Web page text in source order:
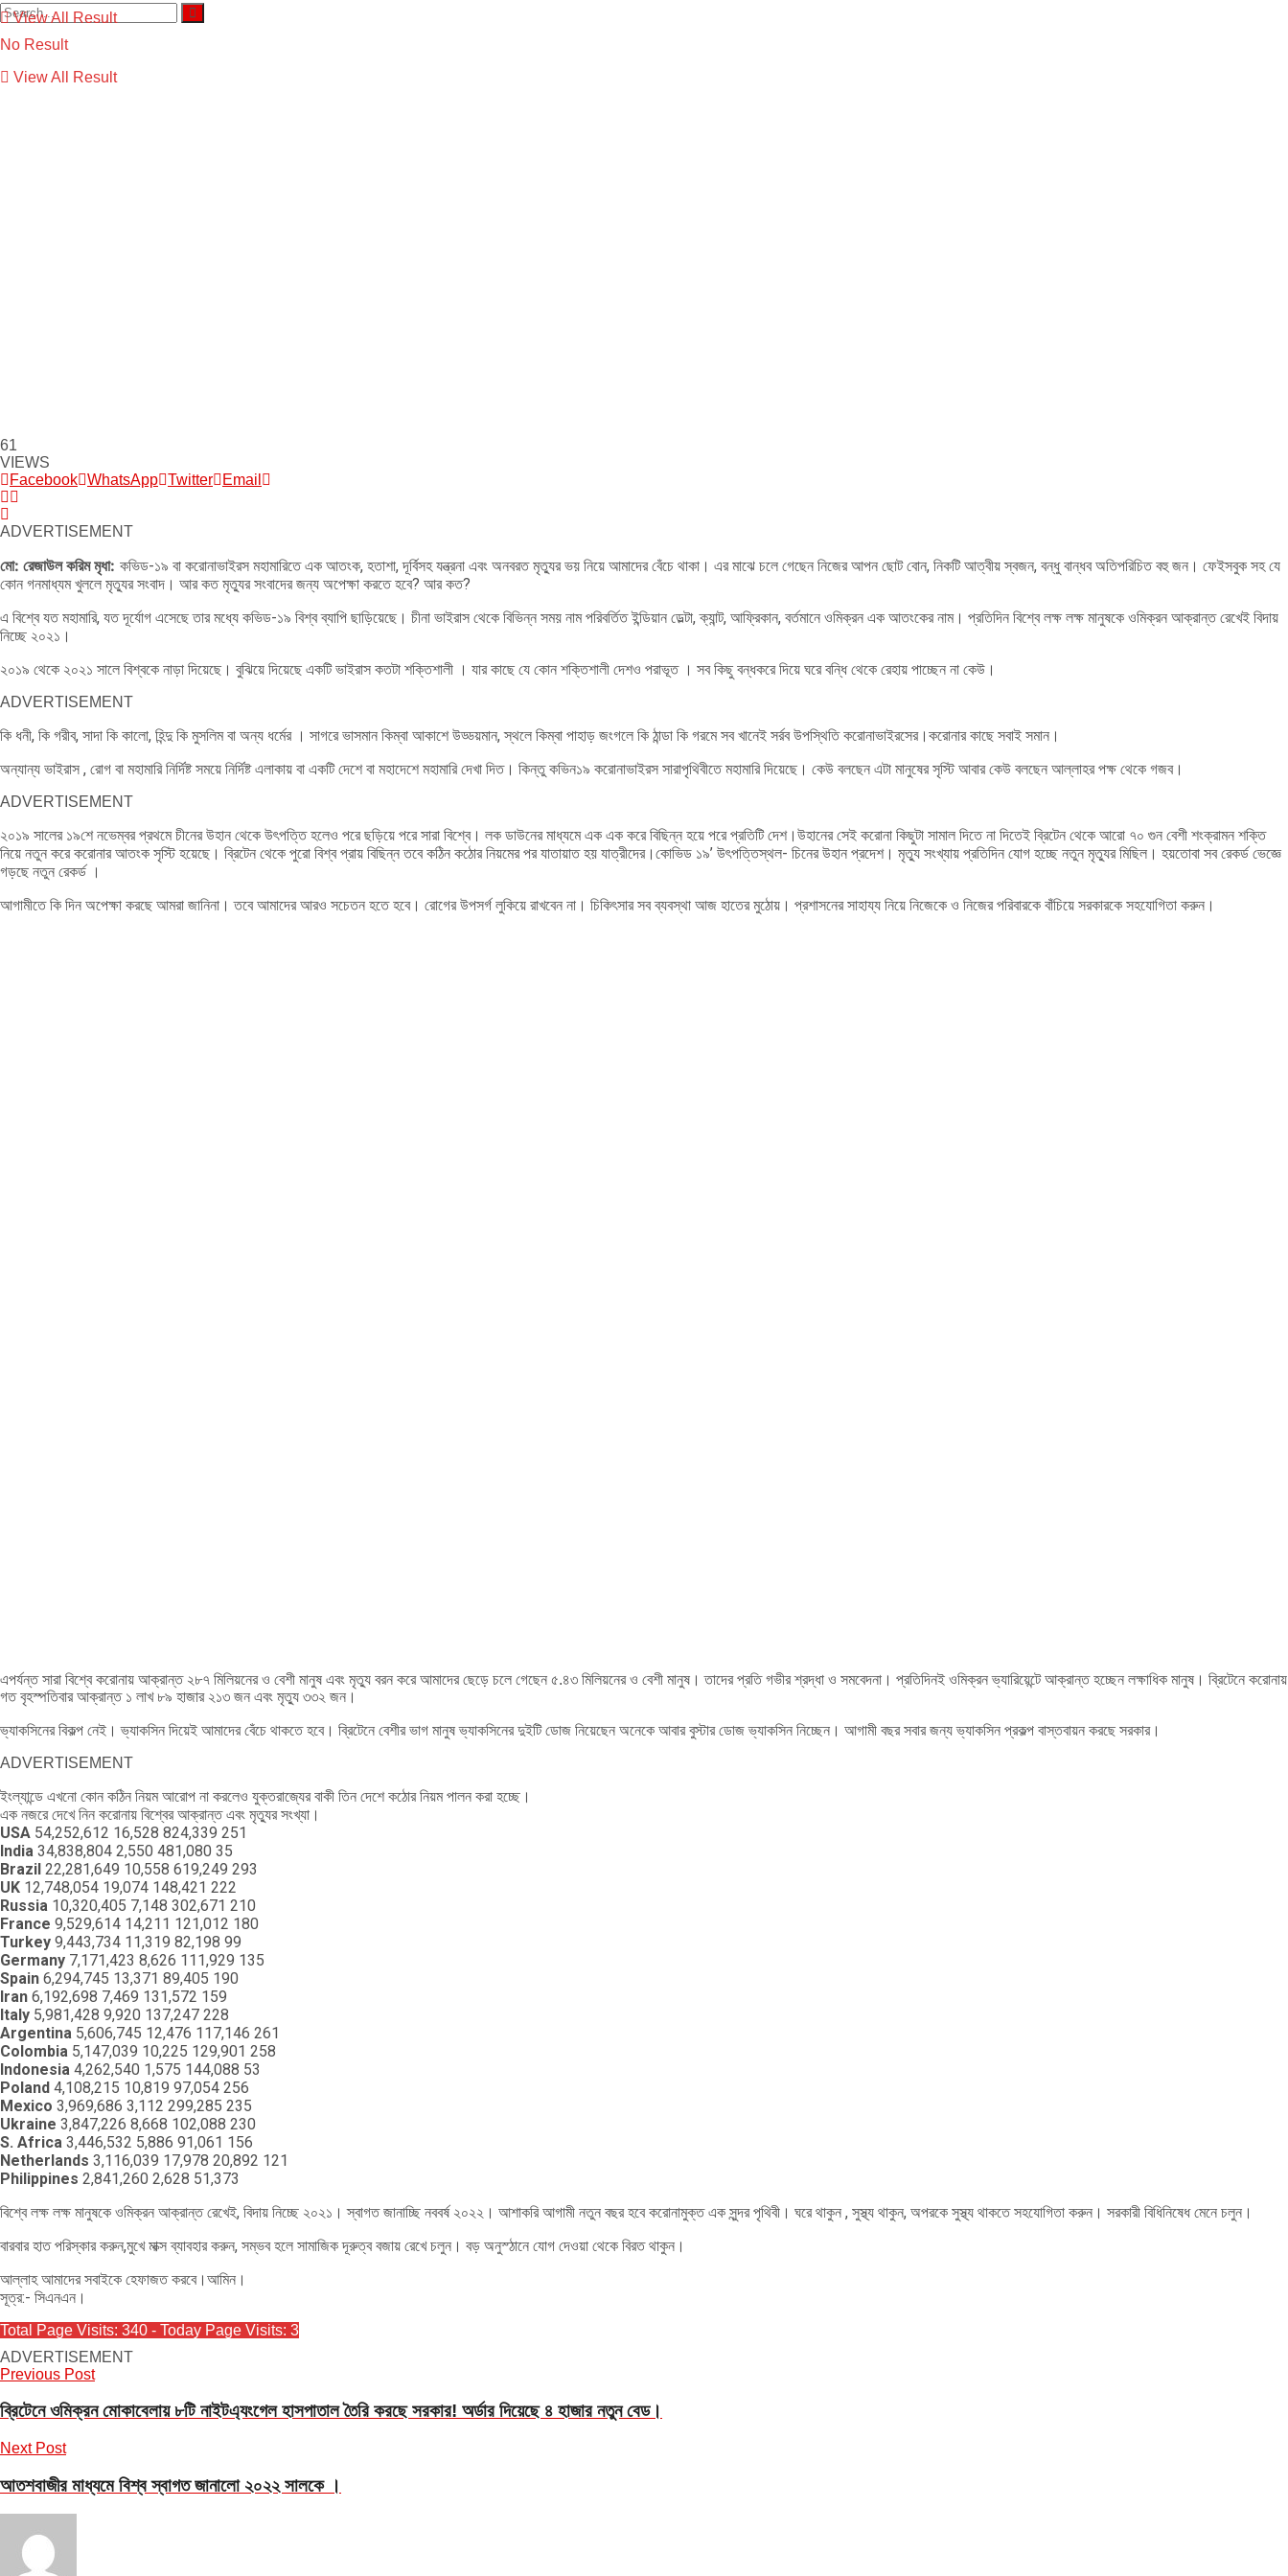
No Result
View All Result
View All Result
61
VIEWS
Facebook WhatsApp Twitter Email
ADVERTISEMENT
মো: রেজাউল করিম মৃধা: কভিড-১৯ বা করোনাভাইরস মহামারিতে এক আতংক, হতাশা, দূর্বিসহ যন্ত্রনা এবং অনবরত মৃত্যুর ভয় নিয়ে আমাদের বেঁচে থাকা। এর মাঝে চলে গেছেন নিজের আপন ছোট বোন, নিকটি আত্বীয় স্বজন, বন্ধু বান্ধব অতিপরিচিত বহু জন। ফেইসবুক সহ যে
কোন গনমাধ্যম খুললে মৃত্যুর সংবাদ। আর কত মৃত্যুর সংবাদের জন্য অপেক্ষা করতে হবে? আর কত?
এ বিশ্বে যত মহামারি, যত দূর্যোগ এসেছে তার মধ্যে কভিড-১৯ বিশ্ব ব্যাপি ছাড়িয়েছে। চীনা ভাইরাস থেকে বিভিন্ন সময় নাম পরিবর্তিত ইন্ডিয়ান ডেল্টা, ক্যান্ট, আফ্রিকান, বর্তমানে ওমিক্রন এক আতংকের নাম। প্রতিদিন বিশ্বে লক্ষ লক্ষ মানুষকে ওমিক্রন আক্রান্ত রেখেই বিদায়
নিচ্ছে ২০২১।
২০১৯ থেকে ২০২১ সালে বিশ্বকে নাড়া দিয়েছে। বুঝিয়ে দিয়েছে একটি ভাইরাস কতটা শক্তিশালী । যার কাছে যে কোন শক্তিশালী দেশও পরাভূত । সব কিছু বন্ধকরে দিয়ে ঘরে বন্ধি থেকে রেহায় পাচ্ছেন না কেউ।
ADVERTISEMENT
কি ধনী, কি গরীব, সাদা কি কালো, হিন্দু কি মুসলিম বা অন্য ধর্মের । সাগরে ভাসমান কিম্বা আকাশে উড্ডয়মান, স্থলে কিম্বা পাহাড় জংগলে কি ঠান্ডা কি গরমে সব খানেই সর্রব উপস্থিতি করোনাভাইরসের।করোনার কাছে সবাই সমান।
অন্যান্য ভাইরাস , রোগ বা মহামারি নির্দিষ্ট সময়ে নির্দিষ্ট এলাকায় বা একটি দেশে বা মহাদেশে মহামারি দেখা দিত। কিন্তু কভিন১৯ করোনাভাইরস সারাপৃথিবীতে মহামারি দিয়েছে। কেউ বলছেন এটা মানুষের সৃস্টি আবার কেউ বলছেন আল্লাহর পক্ষ থেকে গজব।
ADVERTISEMENT
২০১৯ সালের ১৯শে নভেম্বর প্রথমে চীনের উহান থেকে উৎপত্তি হলেও পরে ছড়িয়ে পরে সারা বিশ্বে। লক ডাউনের মাধ্যমে এক এক করে বিছিন্ন হয়ে পরে প্রতিটি দেশ।উহানের সেই করোনা কিছুটা সামাল দিতে না দিতেই ব্রিটেন থেকে আরো ৭০ গুন বেশী শংক্রামন শক্তি
নিয়ে নতুন করে করোনার আতংক সৃস্টি হয়েছে। ব্রিটেন থেকে পুরো বিশ্ব প্রায় বিছিন্ন তবে কঠিন কঠোর নিয়মের পর যাতায়াত হয় যাত্রীদের।কোভিড ১৯’ উৎপত্তিস্থল- চিনের উহান প্রদেশ। মৃত্যু সংখ্যায় প্রতিদিন যোগ হচ্ছে নতুন মৃত্যুর মিছিল। হয়তোবা সব রেকর্ড ভেজ্ঞে
গড়ছে নতুন রেকর্ড ।
আগামীতে কি দিন অপেক্ষা করছে আমরা জানিনা। তবে আমাদের আরও সচেতন হতে হবে। রোগের উপসর্গ লুকিয়ে রাখবেন না। চিকিৎসার সব ব্যবস্থা আজ হাতের মুঠোয়। প্রশাসনের সাহায্য নিয়ে নিজেকে ও নিজের পরিবারকে বাঁচিয়ে সরকারকে সহযোগিতা করুন।
এপর্যন্ত সারা বিশ্বে করোনায় আক্রান্ত ২৮৭ মিলিয়নের ও বেশী মানুষ এবং মৃত্যু বরন করে আমাদের ছেড়ে চলে গেছেন ৫.৪৩ মিলিয়নের ও বেশী মানুষ। তাদের প্রতি গভীর শ্রদ্ধা ও সমবেদনা। প্রতিদিনই ওমিক্রন ভ্যারিয়েন্টে আক্রান্ত হচ্ছেন লক্ষাধিক মানুষ। ব্রিটেনে করোনায়
গত বৃহস্পতিবার আক্রান্ত ১ লাখ ৮৯ হাজার ২১৩ জন এবং মৃত্যু ৩৩২ জন।
ভ্যাকসিনের বিকল্প নেই। ভ্যাকসিন দিয়েই আমাদের বেঁচে থাকতে হবে। ব্রিটেনে বেশীর ভাগ মানুষ ভ্যাকসিনের দুইটি ডোজ নিয়েছেন অনেকে আবার বুস্টার ডোজ ভ্যাকসিন নিচ্ছেন। আগামী বছর সবার জন্য ভ্যাকসিন প্রকল্প বাস্তবায়ন করছে সরকার।
ADVERTISEMENT
ইংল্যান্ডে এখনো কোন কঠিন নিয়ম আরোপ না করলেও যুক্তরাজ্যের বাকী তিন দেশে কঠোর নিয়ম পালন করা হচ্ছে।
এক নজরে দেখে নিন করোনায় বিশ্বের আক্রান্ত এবং মৃত্যুর সংখ্যা।
USA 54,252,612 16,528 824,339 251
India 34,838,804 2,550 481,080 35
Brazil 22,281,649 10,558 619,249 293
UK 12,748,054 19,074 148,421 222
Russia 10,320,405 7,148 302,671 210
France 9,529,614 14,211 121,012 180
Turkey 9,443,734 11,319 82,198 99
Germany 7,171,423 8,626 111,929 135
Spain 6,294,745 13,371 89,405 190
Iran 6,192,698 7,469 131,572 159
Italy 5,981,428 9,920 137,247 228
Argentina 5,606,745 12,476 117,146 261
Colombia 5,147,039 10,225 129,901 258
Indonesia 4,262,540 1,575 144,088 53
Poland 4,108,215 10,819 97,054 256
Mexico 3,969,686 3,112 299,285 235
Ukraine 3,847,226 8,668 102,088 230
S. Africa 3,446,532 5,886 91,061 156
Netherlands 3,116,039 17,978 20,892 121
Philippines 2,841,260 2,628 51,373
বিশ্বে লক্ষ লক্ষ মানুষকে ওমিক্রন আক্রান্ত রেখেই, বিদায় নিচ্ছে ২০২১। স্বাগত জানাচ্ছি নববর্ষ ২০২২। আশাকরি আগামী নতুন বছর হবে করোনামুক্ত এক সুন্দর পৃথিবী। ঘরে থাকুন , সুস্থ্য থাকুন, অপরকে সুস্থ্য থাকতে সহযোগিতা করুন। সরকারী বিধিনিষেধ মেনে চলুন।
বারবার হাত পরিস্কার করুন,মুখে মাক্স ব্যাবহার করুন, সম্ভব হলে সামাজিক দূরুত্ব বজায় রেখে চলুন। বড় অনুস্ঠানে যোগ দেওয়া থেকে বিরত থাকুন।
আল্লাহ আমাদের সবাইকে হেফাজত করবে।আমিন।
সূত্র:- সিএনএন।
Total Page Visits: 340 - Today Page Visits: 3
ADVERTISEMENT
Previous Post
ব্রিটেনে ওমিক্রন মোকাবেলায় ৮টি নাইটএ্যংগেল হাসপাতাল তৈরি করছে সরকার! অর্ডার দিয়েছে ৪ হাজার নতুন বেড।
Next Post
আতশবাজীর মাধ্যমে বিশ্ব স্বাগত জানালো ২০২২ সালকে ।